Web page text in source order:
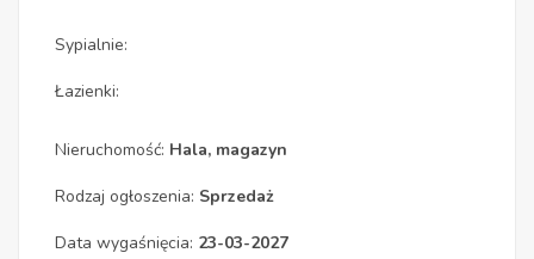
Sypialnie:
Łazienki:
Nieruchomość: Hala, magazyn
Rodzaj ogłoszenia: Sprzedaż
Data wygaśnięcia: 23-03-2027